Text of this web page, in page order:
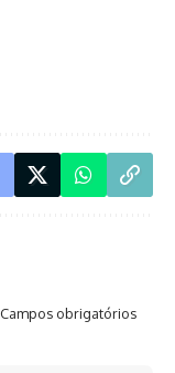
Campos obrigatórios